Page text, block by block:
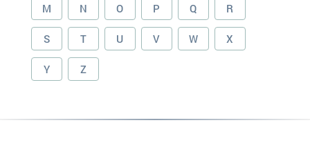
M N O P Q R
S T U V W X
Y Z